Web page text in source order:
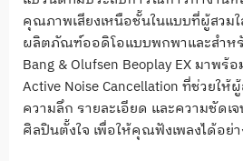
คุณภาพเสียงเหนือชั้นในแบบที่ผู้สวม
ผลิตภัณฑ์ออดิโอแบบพกพาและสำห
Bang & Olufsen Beoplay EX มาพร้
Active Noise Cancellation ที่ช่วยให้
ความลึก รายละเอียด และความชัดเ
ศิลปินตั้งใจ เพื่อให้คุณฟังเพลงได้อย่